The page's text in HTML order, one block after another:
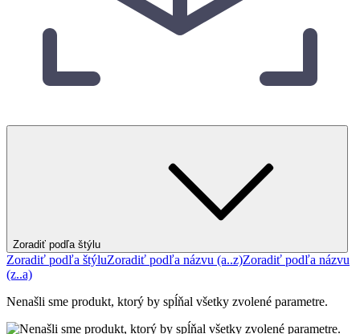
Zoradiť podľa štýlu
Zoradiť podľa štýluZoradiť podľa názvu (a..z)Zoradiť podľa názvu
(z..a)
Nenašli sme produkt, ktorý by spĺňal všetky zvolené parametre.